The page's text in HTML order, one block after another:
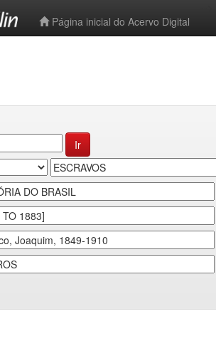
Página inicial do Acervo Digital